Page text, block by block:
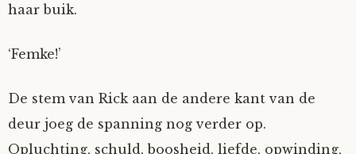
haar buik.
‘Femke!’
De stem van Rick aan de andere kant van de
deur joeg de spanning nog verder op.
Opluchting, schuld, boosheid, liefde, opwinding,